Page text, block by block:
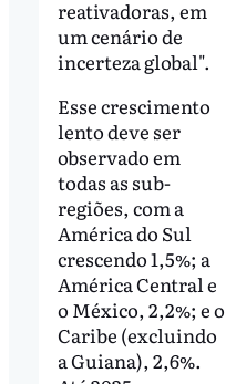
reativadoras, em
um cenário de
incerteza global".
Esse crescimento
lento deve ser
observado em
todas as sub-
regiões, com a
América do Sul
crescendo 1,5%; a
América Central e
o México, 2,2%; e o
Caribe (excluindo
a Guiana), 2,6%.